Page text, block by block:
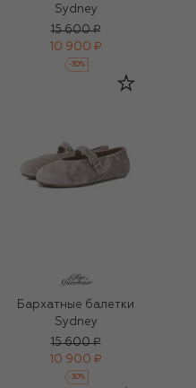
Sydney
15 600 ₽
10 900 ₽
-30%
Бархатные балетки
Sydney
15 600 ₽
10 900 ₽
-30%